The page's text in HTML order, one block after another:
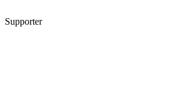
Supporter